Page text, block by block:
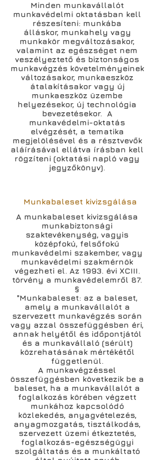
Minden munkavállalót
munkavédelmi oktatásban kell
részesíteni: munkába
álláskor, munkahely vagy
munkakör megváltozásakor,
valamint az egészséget nem
veszélyeztető és biztonságos
munkavégzés követelményeinek
változásakor, munkaeszköz
átalakításakor vagy új
munkaeszköz üzembe
helyezésekor, új technológia
bevezetésekor. A
munkavédelmi-oktatás
elvégzését, a tematika
megjelölésével és a résztvevők
aláírásával ellátva írásban kell
rögzíteni (oktatási napló vagy
jegyzőkönyv).
Munkabaleset kivizsgálása
A munkabaleset kivizsgálása
munkabiztonsági
szaktevékenység, vagyis
középfokú, felsőfokú
munkavédelmi szakember, vagy
munkavédelmi szakmérnök
végezheti el. Az 1993. évi XCIII.
törvény a munkavédelemről 87.
§
"Munkabaleset: az a baleset,
amely a munkavállalót a
szervezett munkavégzés során
vagy azzal összefüggésben éri,
annak helyétől és időpontjától
és a munkavállaló (sérült)
közrehatásának mértékétől
függetlenül.
A munkavégzéssel
összefüggésben következik be a
baleset, ha a munkavállalót a
foglalkozás körében végzett
munkához kapcsolódó
közlekedés, anyagvételezés,
anyagmozgatás, tisztálkodás,
szervezett üzemi étkeztetés,
foglalkozás-egészségügyi
szolgáltatás és a munkáltató